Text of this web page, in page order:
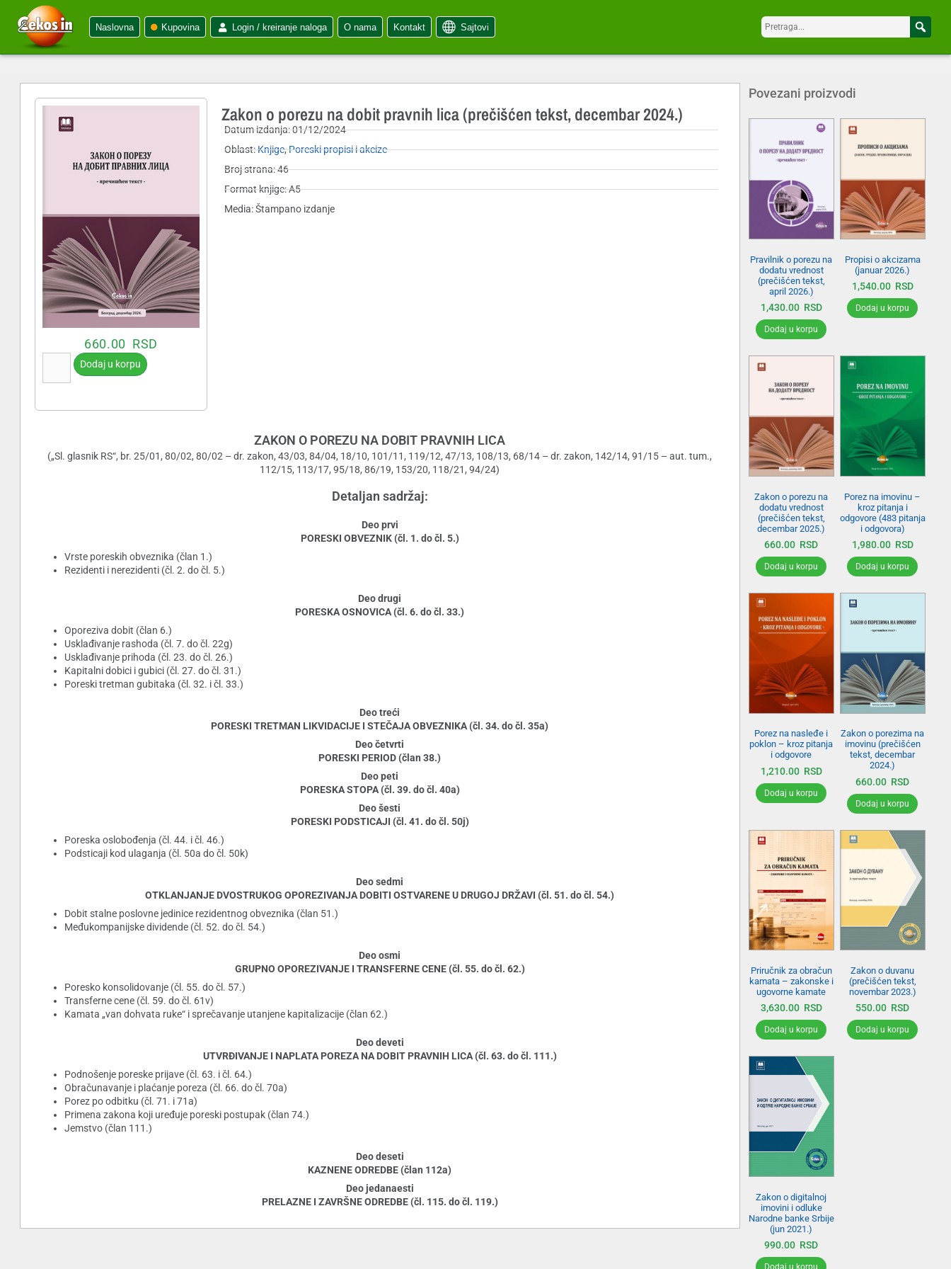
Naslovna Kupovina Login / kreiranje naloga O nama Kontakt Sajtovi
660.00 RSD
Dodaj u korpu
Zakon o porezu na dobit pravnih lica (prečišćen tekst, decembar 2024.)
Datum izdanja:01/12/2024
Oblast:Knjige,Poreski propisi i akcize
Broj strana: 46
Format knjige: A5
Media: Štampano izdanje
ZAKON O POREZU NA DOBIT PRAVNIH LICA
(„Sl. glasnik RS“, br. 25/01, 80/02, 80/02 – dr. zakon, 43/03, 84/04, 18/10, 101/11, 119/12, 47/13, 108/13, 68/14 – dr. zakon, 142/14, 91/15 – aut. tum.,
112/15, 113/17, 95/18, 86/19, 153/20, 118/21, 94/24)
Detaljan sadržaj:
Deo prvi
PORESKI OBVEZNIK (čl. 1. do čl. 5.)
Vrste poreskih obveznika (član 1.)
Rezidenti i nerezidenti (čl. 2. do čl. 5.)
Deo drugi
PORESKA OSNOVICA (čl. 6. do čl. 33.)
Oporeziva dobit (član 6.)
Usklađivanje rashoda (čl. 7. do čl. 22g)
Usklađivanje prihoda (čl. 23. do čl. 26.)
Kapitalni dobici i gubici (čl. 27. do čl. 31.)
Poreski tretman gubitaka (čl. 32. i čl. 33.)
Deo treći
PORESKI TRETMAN LIKVIDACIJE I STEČAJA OBVEZNIKA (čl. 34. do čl. 35a)
Deo četvrti
PORESKI PERIOD (član 38.)
Deo peti
PORESKA STOPA (čl. 39. do čl. 40a)
Deo šesti
PORESKI PODSTICAJI (čl. 41. do čl. 50j)
Poreska oslobođenja (čl. 44. i čl. 46.)
Podsticaji kod ulaganja (čl. 50a do čl. 50k)
Deo sedmi
OTKLANJANJE DVOSTRUKOG OPOREZIVANJA DOBITI OSTVARENE U DRUGOJ DRŽAVI (čl. 51. do čl. 54.)
Dobit stalne poslovne jedinice rezidentnog obveznika (član 51.)
Međukompanijske dividende (čl. 52. do čl. 54.)
Deo osmi
GRUPNO OPOREZIVANJE I TRANSFERNE CENE (čl. 55. do čl. 62.)
Poresko konsolidovanje (čl. 55. do čl. 57.)
Transferne cene (čl. 59. do čl. 61v)
Kamata „van dohvata ruke“ i sprečavanje utanjene kapitalizacije (član 62.)
Deo deveti
UTVRĐIVANJE I NAPLATA POREZA NA DOBIT PRAVNIH LICA (čl. 63. do čl. 111.)
Podnošenje poreske prijave (čl. 63. i čl. 64.)
Obračunavanje i plaćanje poreza (čl. 66. do čl. 70a)
Porez po odbitku (čl. 71. i 71a)
Primena zakona koji uređuje poreski postupak (član 74.)
Jemstvo (član 111.)
Deo deseti
KAZNENE ODREDBE (član 112a)
Deo jedanaesti
PRELAZNE I ZAVRŠNE ODREDBE (čl. 115. do čl. 119.)
Povezani proizvodi
Pravilnik o porezu na
dodatu vrednost
(prečišćen tekst,
april 2026.)
1,430.00 RSD
Dodaj u korpu
Propisi o akcizama
(januar 2026.)
1,540.00 RSD
Dodaj u korpu
Zakon o porezu na
dodatu vrednost
(prečišćen tekst,
decembar 2025.)
660.00 RSD
Dodaj u korpu
Porez na imovinu –
kroz pitanja i
odgovore (483 pitanja
i odgovora)
1,980.00 RSD
Dodaj u korpu
Porez na nasleđe i
poklon – kroz pitanja
i odgovore
1,210.00 RSD
Dodaj u korpu
Zakon o porezima na
imovinu (prečišćen
tekst, decembar
2024.)
660.00 RSD
Dodaj u korpu
Priručnik za obračun
kamata – zakonske i
ugovorne kamate
3,630.00 RSD
Dodaj u korpu
Zakon o duvanu
(prečišćen tekst,
novembar 2023.)
550.00 RSD
Dodaj u korpu
Zakon o digitalnoj
imovini i odluke
Narodne banke Srbije
(jun 2021.)
990.00 RSD